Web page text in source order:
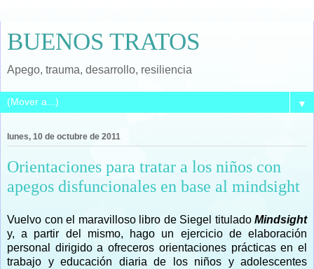
BUENOS TRATOS
Apego, trauma, desarrollo, resiliencia
▼
lunes, 10 de octubre de 2011
Orientaciones para tratar a los niños con
apegos disfuncionales en base al mindsight
Vuelvo con el maravilloso libro de Siegel titulado Mindsight
y, a partir del mismo, hago un ejercicio de elaboración
personal dirigido a ofreceros orientaciones prácticas en el
trabajo y educación diaria de los niños y adolescentes